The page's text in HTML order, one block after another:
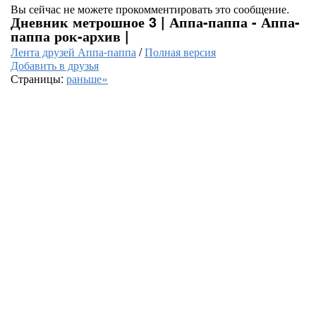
Вы сейчас не можете прокомментировать это сообщение.
Дневник метрошное 3 | Аппа-паппа - Аппа-
паппа рок-архив |
Лента друзей Аппа-паппа/Полная версия
Добавить в друзья
Страницы: раньше»